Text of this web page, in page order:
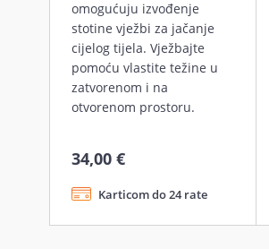
omogućuju izvođenje
stotine vježbi za jačanje
cijelog tijela. Vježbajte
pomoću vlastite težine u
zatvorenom i na
otvorenom prostoru.
34,00 €
Karticom do 24 rate